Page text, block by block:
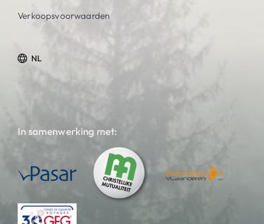
Verkoopsvoorwaarden
NL
In samenwerking met: